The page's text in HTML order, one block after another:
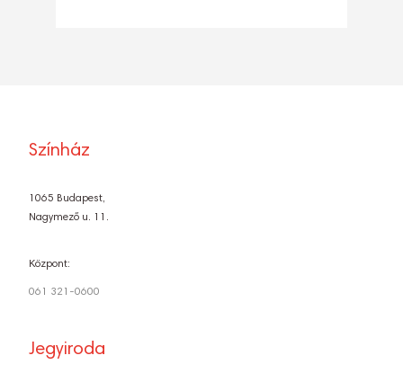
Színház
1065 Budapest,
Nagymező u. 11.
Központ:
061 321-0600
Jegyiroda